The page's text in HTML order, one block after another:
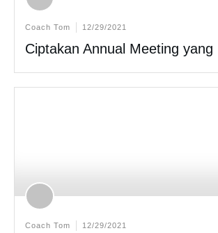
Coach Tom 12/29/2021
Ciptakan Annual Meeting yang
Coach Tom 12/29/2021